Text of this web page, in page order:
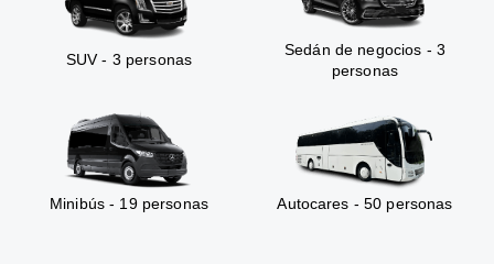
SUV - 3 personas
Sedán de negocios - 3
personas
Minibús - 19 personas Autocares - 50 personas